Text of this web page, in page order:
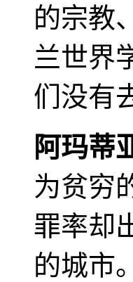
的宗教
兰世界
们没有
阿玛蒂
为贫穷
罪率却
的城市。